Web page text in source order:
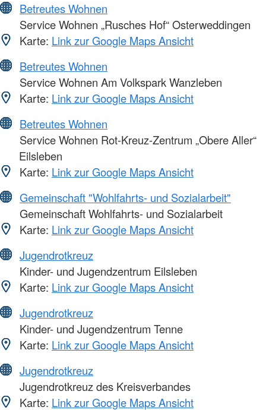
Betreutes Wohnen
Service Wohnen „Rusches Hof“ Osterweddingen
Karte: Link zur Google Maps Ansicht
Betreutes Wohnen
Service Wohnen Am Volkspark Wanzleben
Karte: Link zur Google Maps Ansicht
Betreutes Wohnen
Service Wohnen Rot-Kreuz-Zentrum „Obere Aller“
Eilsleben
Karte: Link zur Google Maps Ansicht
Gemeinschaft "Wohlfahrts- und Sozialarbeit"
Gemeinschaft Wohlfahrts- und Sozialarbeit
Karte: Link zur Google Maps Ansicht
Jugendrotkreuz
Kinder- und Jugendzentrum Eilsleben
Karte: Link zur Google Maps Ansicht
Jugendrotkreuz
Kinder- und Jugendzentrum Tenne
Karte: Link zur Google Maps Ansicht
Jugendrotkreuz
Jugendrotkreuz des Kreisverbandes
Karte: Link zur Google Maps Ansicht